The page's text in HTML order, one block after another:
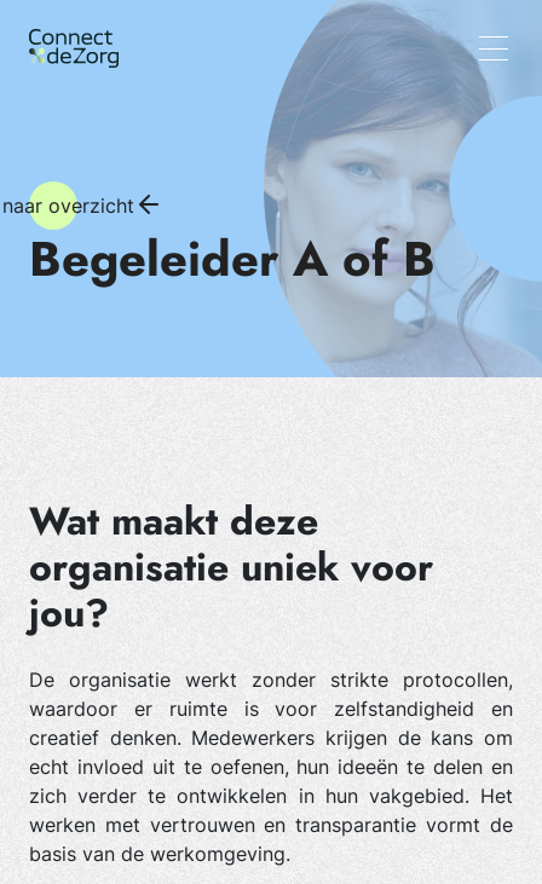
Vacatures
Wat wij doen
Team
Inzichten
overzicht
Begeleider A of B
Wat maakt deze
organisatie uniek voor
jou?
De organisatie werkt zonder strikte protocollen,
waardoor er ruimte is voor zelfstandigheid en
creatief denken. Medewerkers krijgen de kans om
echt invloed uit te oefenen, hun ideeën te delen en
zich verder te ontwikkelen in hun vakgebied. Het
werken met vertrouwen en transparantie vormt de
basis van de werkomgeving.